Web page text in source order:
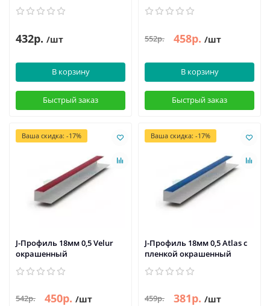
432р. /шт
В корзину
Быстрый заказ
552р. 458р. /шт
В корзину
Быстрый заказ
Ваша скидка: -17%
J-Профиль 18мм 0,5 Velur
окрашенный
542р. 450р. /шт
Ваша скидка: -17%
J-Профиль 18мм 0,5 Atlas с
пленкой окрашенный
459р. 381р. /шт